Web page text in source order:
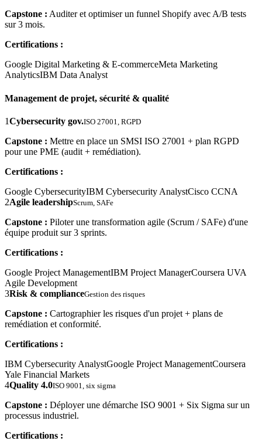
Capstone : Auditer et optimiser un funnel Shopify avec A/B tests
sur 3 mois.
Certifications :
Google Digital Marketing & E-commerceMeta Marketing
AnalyticsIBM Data Analyst
Management de projet, sécurité & qualité
1Cybersecurity gov.ISO 27001, RGPD
Capstone : Mettre en place un SMSI ISO 27001 + plan RGPD
pour une PME (audit + remédiation).
Certifications :
Google CybersecurityIBM Cybersecurity AnalystCisco CCNA
2Agile leadershipScrum, SAFe
Capstone : Piloter une transformation agile (Scrum / SAFe) d'une
équipe produit sur 3 sprints.
Certifications :
Google Project ManagementIBM Project ManagerCoursera UVA
Agile Development
3Risk & complianceGestion des risques
Capstone : Cartographier les risques d'un projet + plans de
remédiation et conformité.
Certifications :
IBM Cybersecurity AnalystGoogle Project ManagementCoursera
Yale Financial Markets
4Quality 4.0ISO 9001, six sigma
Capstone : Déployer une démarche ISO 9001 + Six Sigma sur un
processus industriel.
Certifications :